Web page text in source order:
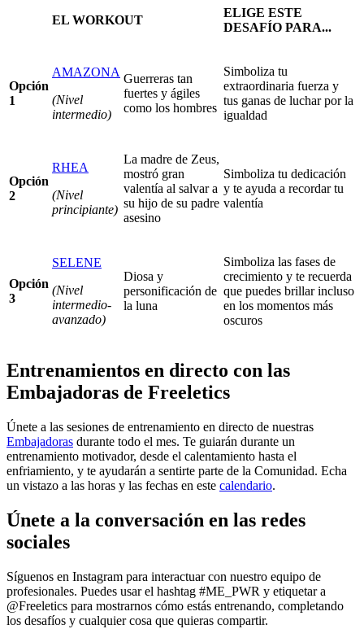
EL WORKOUT
ELIGE ESTE
DESAFÍO PARA...
Opción
1
AMAZONA
(Nivel
intermedio)
Guerreras tan
fuertes y ágiles
como los hombres
Simboliza tu
extraordinaria fuerza y
tus ganas de luchar por la
igualdad
Opción
2
RHEA
(Nivel
principiante)
La madre de Zeus,
mostró gran
valentía al salvar a
su hijo de su padre
asesino
Simboliza tu dedicación
y te ayuda a recordar tu
valentía
Opción
3
SELENE
(Nivel
intermedio-
avanzado)
Diosa y
personificación de
la luna
Simboliza las fases de
crecimiento y te recuerda
que puedes brillar incluso
en los momentos más
oscuros
Entrenamientos en directo con las
Embajadoras de Freeletics
Únete a las sesiones de entrenamiento en directo de nuestras
Embajadoras durante todo el mes. Te guiarán durante un
entrenamiento motivador, desde el calentamiento hasta el
enfriamiento, y te ayudarán a sentirte parte de la Comunidad. Echa
un vistazo a las horas y las fechas en este calendario.
Únete a la conversación en las redes
sociales
Síguenos en Instagram para interactuar con nuestro equipo de
profesionales. Puedes usar el hashtag #ME_PWR y etiquetar a
@Freeletics para mostrarnos cómo estás entrenando, completando
los desafíos y cualquier cosa que quieras compartir.